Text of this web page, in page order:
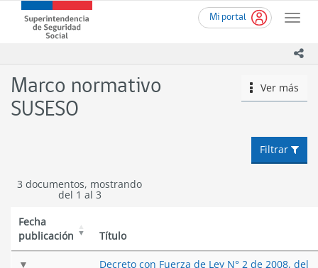
contenido
Mi portal
Toggle
Superintendencia
de
-
Gobierno
de
icono
Ver más
Marco normativo
SUSESO
Filtrar
3 documentos, mostrando
del 1 al 3
Fecha
publicación
Título
Decreto con Fuerza de Ley N° 2 de 2008, del